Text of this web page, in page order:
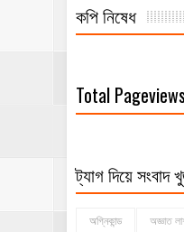
কপি নিষেধ
Total Pageviews
ট্যাগ দিয়ে সংবাদ
অগ্নিকান্ড অজ্ঞাত